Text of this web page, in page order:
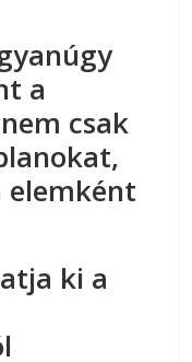
a
csak
elemként
ki a